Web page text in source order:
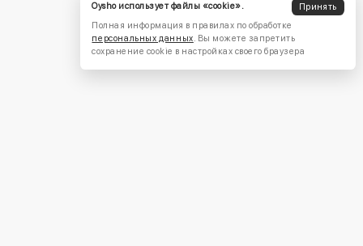
Oysho использует файлы «cookie».
Принять
Полная информация в правилах по обработке
персональных данных. Вы можете запретить
сохранение cookie в настройках своего браузера